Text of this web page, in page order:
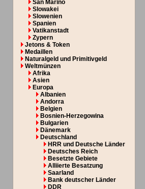
San Marino
Slowakei
Slowenien
Spanien
Vatikanstadt
Zypern
Jetons & Token
Medaillen
Naturalgeld und Primitivgeld
Weltmünzen
Afrika
Asien
Europa
Albanien
Andorra
Belgien
Bosnien-Herzegowina
Bulgarien
Dänemark
Deutschland
HRR und Deutsche Länder
Deutsches Reich
Besetzte Gebiete
Alliierte Besatzung
Saarland
Bank deutscher Länder
DDR